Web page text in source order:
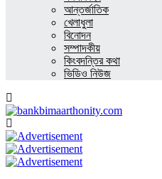
আন্তর্জাতিক
খেলাধুলা
বিনোদন
সম্পাদকীয়
কিংবদন্তির কথা
ভিডিও নিউজ